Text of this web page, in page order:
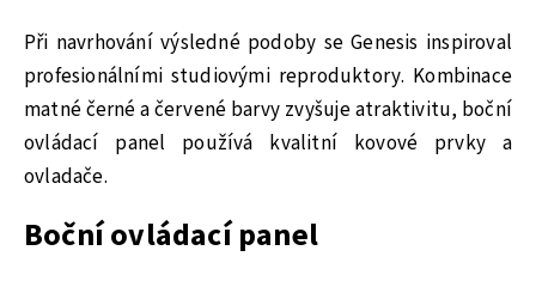
Při navrhování výsledné podoby se Genesis inspiroval
profesionálními studiovými reproduktory. Kombinace
matné černé a červené barvy zvyšuje atraktivitu, boční
ovládací panel používá kvalitní kovové prvky a
ovladače.
Boční ovládací panel